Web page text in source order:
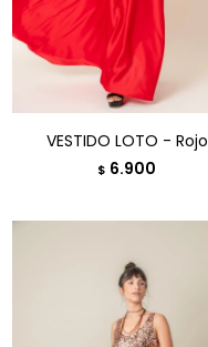
VESTIDO LOTO - Rojo
$ 6.900